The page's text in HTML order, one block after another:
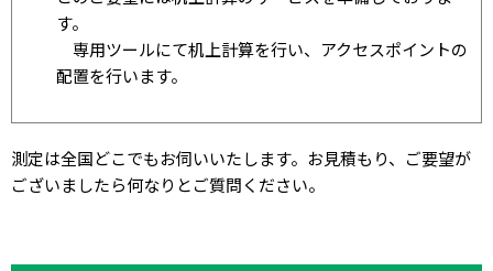
す。
専用ツールにて机上計算を行い、アクセスポイントの
配置を行います。
測定は全国どこでもお伺いいたします。お見積もり、ご要望が
ございましたら何なりとご質問ください。